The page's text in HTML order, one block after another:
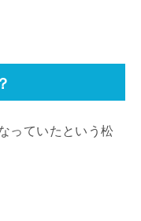
っていたという松